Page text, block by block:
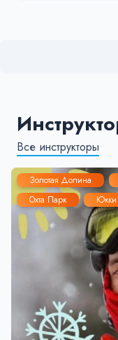
Все инструкторы
Золотая Долина
Охта Парк